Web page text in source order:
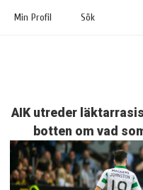
Min Profil Sök
AIK utreder
botten om vad